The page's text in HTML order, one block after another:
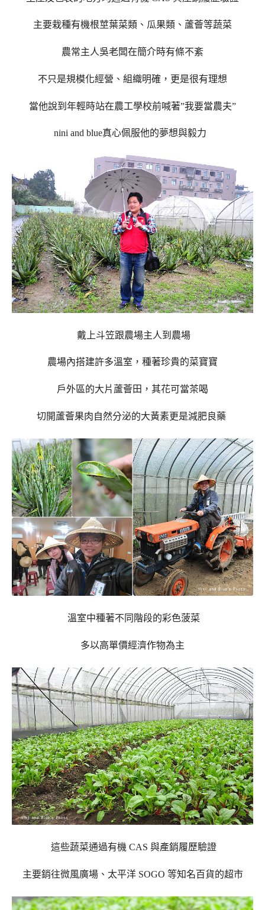
主要栽種有機根莖葉菜類、瓜果類、蘆薈等蔬菜
農常主人吳老闆在簡介時有條不紊
不只是規模化經營、組織明確，更是很有理想
當他說到年輕時站在農工學校前喊著”我要當農夫”
nini and blue真心佩服他的夢想與毅力
戴上斗笠跟農場主人到農場
農場內搭建許多溫室，種著珍貴的菜寶寶
戶外區的大片蘆薈田，其花可當茶喝
切開蘆薈果肉自然分泌的大黃素更是減肥良藥
溫室中種著不同階段的彩色菠菜
多以高單價經濟作物為主
這些蔬菜通過有機 CAS 與產銷履歷驗證
主要銷往微風廣場、太平洋 SOGO 等知名百貨的超市